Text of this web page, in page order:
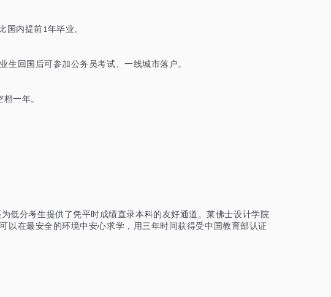
国内提前1年毕业。
生回国后可参加公务员考试、一线城市落户。
一年。
低分考生提供了凭平时成绩直录本科的友好通道。莱佛士设计学院
以在最安全的环境中安心求学，用三年时间获得受中国教育部认证